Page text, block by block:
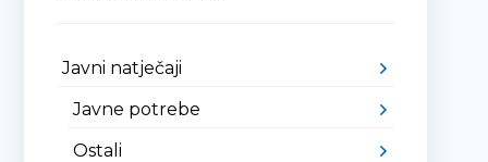
Javni natječaji
Javne potrebe
Ostali